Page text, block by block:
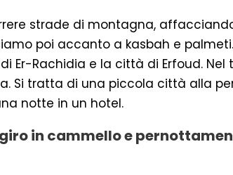
strade di montagna,
poi accanto a kasbah e
Er-Rachidia e la città di Erfoud. Nel
Si tratta di una piccola città alla
notte in un hotel.
giro in cammello e